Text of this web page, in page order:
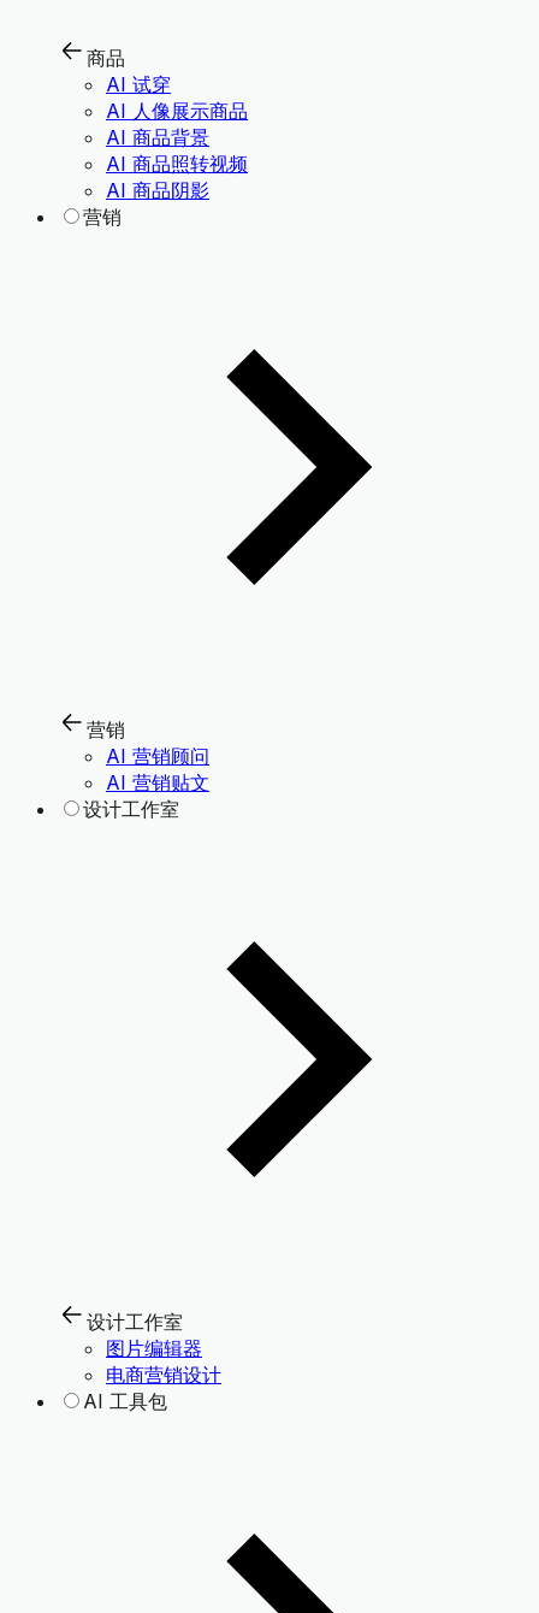
商品
AI 试穿
AI 人像展示商品
AI 商品背景
AI 商品照转视频
AI 商品阴影
营销
营销
AI 营销顾问
AI 营销贴文
设计工作室
设计工作室
图片编辑器
电商营销设计
AI 工具包